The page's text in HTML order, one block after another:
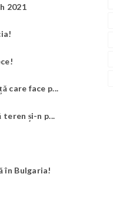
2021
care face p...
și-n p...
în Bulgaria!